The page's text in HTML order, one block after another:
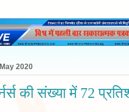
2020
की संख्या में 72